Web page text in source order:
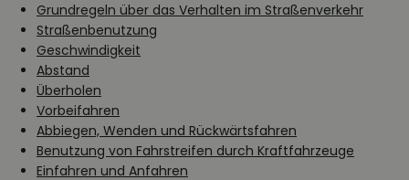
Grundregeln über das Verhalten im Straßenverkehr
Straßenbenutzung
Geschwindigkeit
Abstand
Überholen
Vorbeifahren
Abbiegen, Wenden und Rückwärtsfahren
Benutzung von Fahrstreifen durch Kraftfahrzeuge
Einfahren und Anfahren